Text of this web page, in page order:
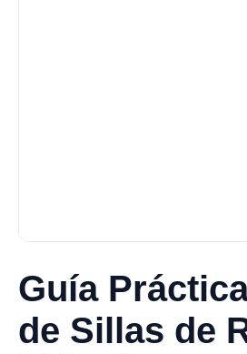
Guía
de Sillas de